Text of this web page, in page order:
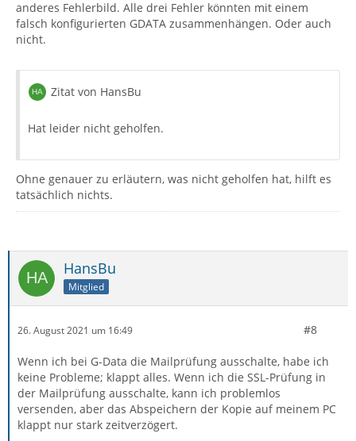
anderes Fehlerbild. Alle drei Fehler könnten mit einem
falsch konfigurierten GDATA zusammenhängen. Oder auch
nicht.
Zitat von HansBu
Hat leider nicht geholfen.
Ohne genauer zu erläutern, was nicht geholfen hat, hilft es
tatsächlich nichts.
HansBu
Mitglied
26. August 2021 um 16:49 #8
Wenn ich bei G-Data die Mailprüfung ausschalte, habe ich
keine Probleme; klappt alles. Wenn ich die SSL-Prüfung in
der Mailprüfung ausschalte, kann ich problemlos
versenden, aber das Abspeichern der Kopie auf meinem PC
klappt nur stark zeitverzögert.